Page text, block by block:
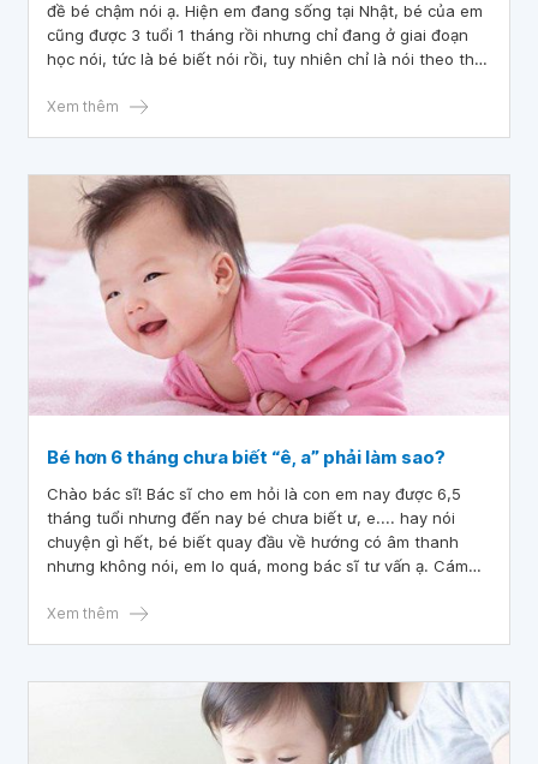
đề bé chậm nói ạ. Hiện em đang sống tại Nhật, bé của em
cũng được 3 tuổi 1 tháng rồi nhưng chỉ đang ở giai đoạn
học nói, tức là bé biết nói rồi, tuy nhiên chỉ là nói theo thôi
và chờ phản hồi của bác sĩ ạ!
Xem thêm
Bé hơn 6 tháng chưa biết “ê, a” phải làm sao?
Chào bác sĩ! Bác sĩ cho em hỏi là con em nay được 6,5
tháng tuổi nhưng đến nay bé chưa biết ư, e.... hay nói
chuyện gì hết, bé biết quay đầu về hướng có âm thanh
nhưng không nói, em lo quá, mong bác sĩ tư vấn ạ. Cám
Xem thêm